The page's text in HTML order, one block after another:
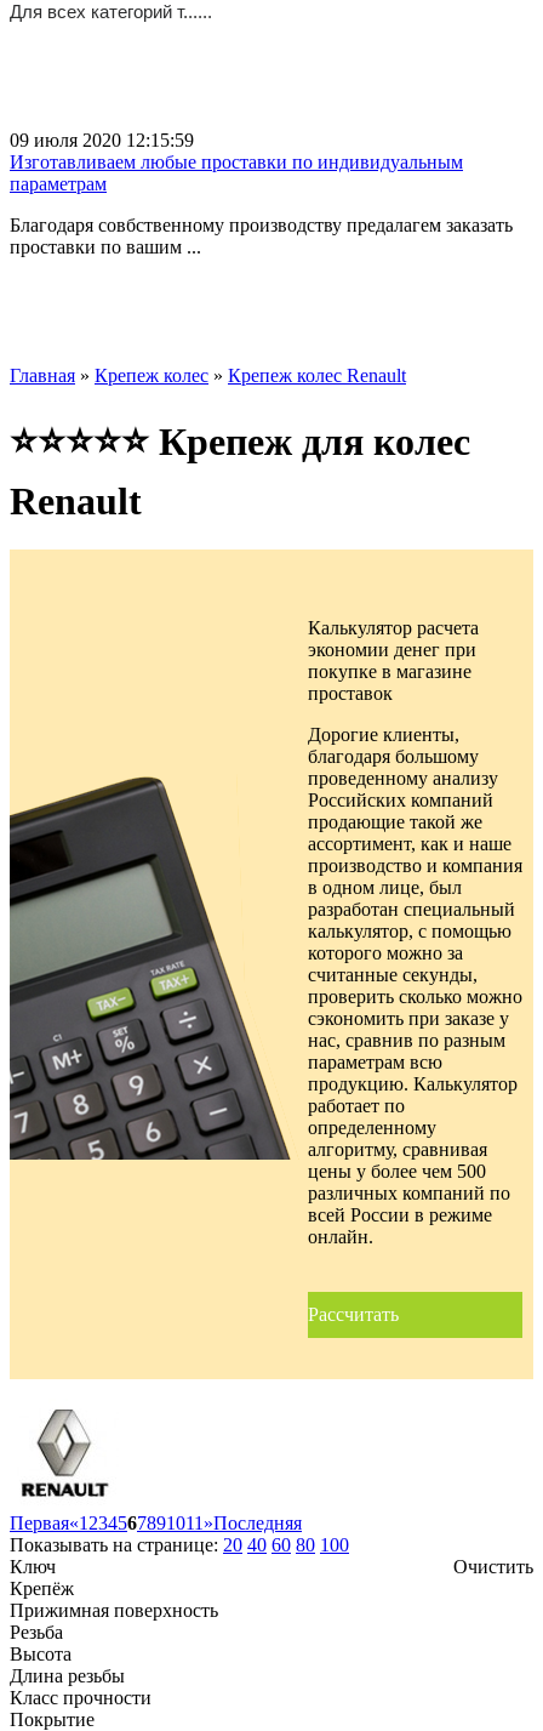
Для всех категорий т......
09 июля 2020 12:15:59
Изготавливаем любые проставки по индивидуальным
параметрам
Благодаря совбственному производству предалагем заказать
проставки по вашим ...
Главная » Крепеж колес » Крепеж колес Renault
⭐⭐⭐⭐⭐ Крепеж для колес
Renault
Калькулятор расчета
экономии денег при
покупке в магазине
проставок
Дорогие клиенты,
благодаря большому
проведенному анализу
Российских компаний
продающие такой же
ассортимент, как и наше
производство и компания
в одном лице, был
разработан специальный
калькулятор, с помощью
которого можно за
считанные секунды,
проверить сколько можно
сэкономить при заказе у
нас, сравнив по разным
параметрам всю
продукцию. Калькулятор
работает по
определенному
алгоритму, сравнивая
цены у более чем 500
различных компаний по
всей России в режиме
онлайн.
Рассчитать
Первая«1 234567891011 »Последняя
Показывать на странице: 20 40 60 80 100
Очистить
Ключ
Крепёж
Прижимная поверхность
Резьба
Высота
Длина резьбы
Класс прочности
Покрытие